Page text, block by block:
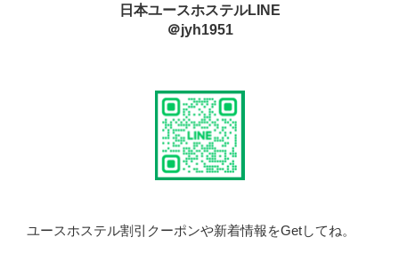
日本ユースホステルLINE
＠jyh1951
ユースホステル割引クーポンや新着情報をGetしてね。